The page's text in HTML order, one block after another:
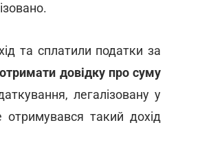
та сплатили податки за
довідку про суму
легалізовану у
отримувався такий дохід